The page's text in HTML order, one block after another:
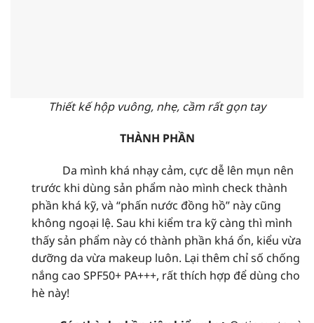
Thiết kế hộp vuông, nhẹ, cầm rất gọn tay
THÀNH PHẦN
Da mình khá nhạy cảm, cực dễ lên mụn nên
trước khi dùng sản phẩm nào mình check thành
phần khá kỹ, và “phấn nước đồng hồ” này cũng
không ngoại lệ. Sau khi kiểm tra kỹ càng thì mình
thấy sản phẩm này có thành phần khá ổn, kiểu vừa
dưỡng da vừa makeup luôn. Lại thêm chỉ số chống
nắng cao SPF50+ PA+++, rất thích hợp để dùng cho
hè này!